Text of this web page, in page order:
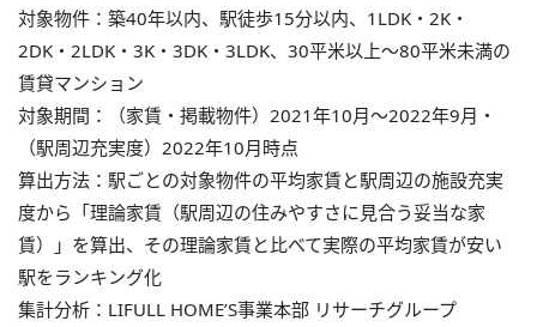
対象物件：築40年以内、駅徒歩15分以内、1LDK・2K・
2DK・2LDK・3K・3DK・3LDK、30平米以上～80平米未満の
賃貸マンション
対象期間：（家賃・掲載物件）2021年10月～2022年9月・
（駅周辺充実度）2022年10月時点
算出方法：駅ごとの対象物件の平均家賃と駅周辺の施設充実
度から「理論家賃（駅周辺の住みやすさに見合う妥当な家
賃）」を算出、その理論家賃と比べて実際の平均家賃が安い
駅をランキング化
集計分析：LIFULL HOME’S事業本部 リサーチグループ